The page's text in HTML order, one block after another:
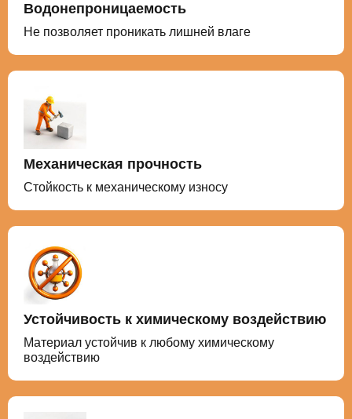
Водонепроницаемость
Не позволяет проникать лишней влаге
Механическая прочность
Стойкость к механическому износу
Устойчивость к химическому воздействию
Материал устойчив к любому химическому
воздействию